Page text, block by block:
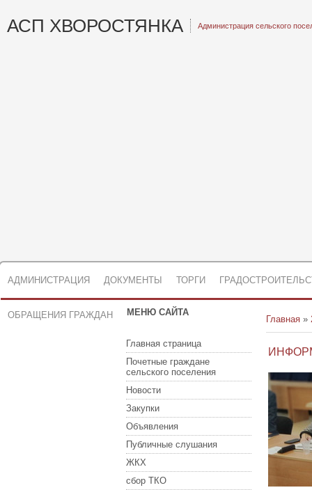
АСП ХВОРОСТЯНКА Администрация сельского
АДМИНИСТРАЦИЯ ДОКУМЕНТЫ ТОРГИ
ОБРАЩЕНИЯ ГРАЖДАН МЕНЮ САЙТА
Главная страница
Почетные граждане
сельского поселения
Новости
Закупки
Объявления
Публичные слушания
ЖКХ
сбор ТКО
Главная »